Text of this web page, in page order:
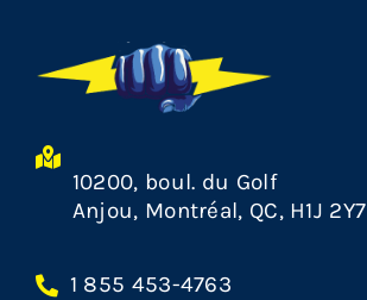
10200, boul. du Golf
Anjou, Montréal, QC, H1J 2Y7
1 855 453-4763